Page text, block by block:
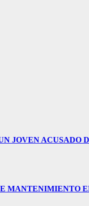
JOVEN ACUSADO
MANTENIMIENTO